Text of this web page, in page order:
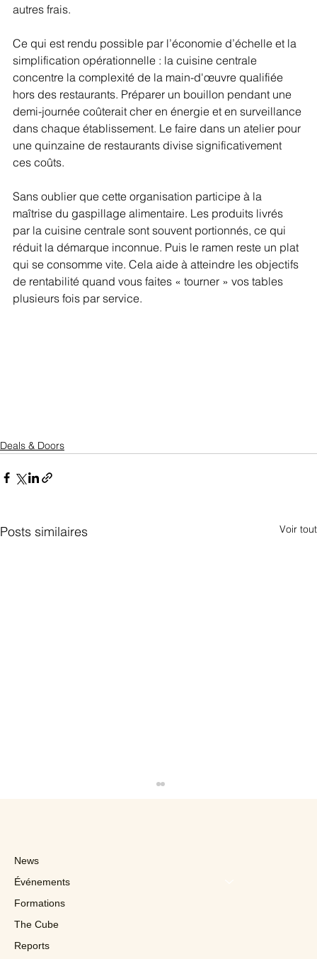
autres frais.
Ce qui est rendu possible par l’économie d’échelle et la
simplification opérationnelle : la cuisine centrale
concentre la complexité de la main-d'œuvre qualifiée
hors des restaurants. Préparer un bouillon pendant une
demi-journée coûterait cher en énergie et en surveillance
dans chaque établissement. Le faire dans un atelier pour
une quinzaine de restaurants divise significativement
ces coûts.
Sans oublier que cette organisation participe à la
maîtrise du gaspillage alimentaire. Les produits livrés
par la cuisine centrale sont souvent portionnés, ce qui
réduit la démarque inconnue. Puis le ramen reste un plat
qui se consomme vite. Cela aide à atteindre les objectifs
de rentabilité quand vous faites « tourner » vos tables
plusieurs fois par service.
Deals & Doors
Posts similaires Voir tout
À 68 ans, Colmar s’impose un lifting à 7
News
Événements
Formations
The Cube
Reports